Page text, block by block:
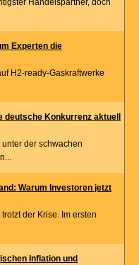
Handelspartner, doch
Experten die
H2-ready-Gaskraftwerke
Konkurrenz aktuell
der schwachen
Warum Investoren jetzt
der Krise. Im ersten
Inflation und